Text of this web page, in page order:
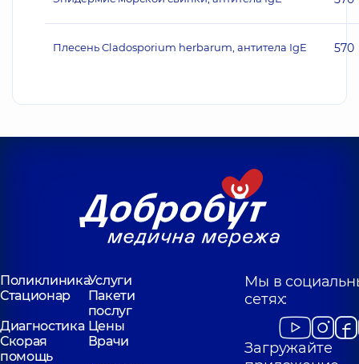
Плесень Cladosporium herbarum, антитела IgE 570
ПоликлиникаУслуги
Стационар
Пакети
послуг
Диагностика Цены
Скорая
помощь
Врачи
Мы в
сетях:
Загружайте